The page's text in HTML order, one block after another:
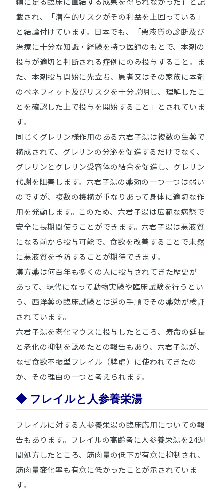
載され、「潜在的リスクがその利益を上回っている」
と結論付けています。日本でも、「悪液質の診断及び
治療に十分な知識・経験を持つ医師のもとで、本剤の
投与が適切と判断される症例にのみ投与すること。ま
た、本剤投与開始に先立ち、患者又はその家族に本剤
のベネフィット及びリスクを十分説明し、理解したこ
とを確認した上で投与を開始すること」とされていま
す。
同じくグレリン様作用のある六君子湯は複数の生薬で
構成されて、グレリンの分泌を促進するだけでなく、
グレリンとグレリン受容体の結合を促進し、グレリン
代謝を阻害します。六君子湯の薬効の一つ一つは弱い
のですが、複数の機構が重なりあって身体に適切な作
用を発動します。このため、六君子湯は広範な病態で
安全に長期間使うことができます。六君子湯は悪液質
になる前から投与可能で、食欲を改善することで未然
に悪液質を予防することが期待できます。
漢方薬は何百年も多くの人に投与されてきた歴史が
あって、現代になって動物実験や臨床試験を行うとい
う、西洋薬の臨床試験とは逆の手順でその薬効が検証
されています。
六君子湯を老化マウスに投与したところ、寿命の延長
と老化の抑制を認めたとの報告もあり、六君子湯が、
なぜ食欲不振型フレイル（脾虚）に使われてきたの
か、その理由の一つと考えられます。
◆ フレイルと人参養栄湯
フレイルに対する人参養栄湯の臨床応用についての報
告もあります。フレイルの高齢者に人参養栄湯を24週
間処方したところ、筋肉量の低下が有意に抑制され、
筋肉量変化率も有意に低かったことが示されていま
す。